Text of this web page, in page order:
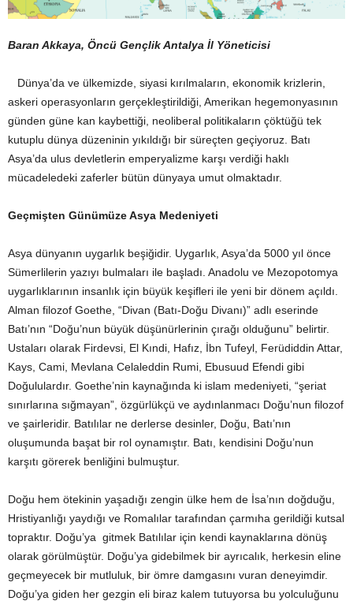
Baran Akkaya, Öncü Gençlik Antalya İl Yöneticisi
Dünya’da ve ülkemizde, siyasi kırılmaların, ekonomik krizlerin,
askeri operasyonların gerçekleştirildiği, Amerikan hegemonyasının
günden güne kan kaybettiği, neoliberal politikaların çöktüğü tek
kutuplu dünya düzeninin yıkıldığı bir süreçten geçiyoruz. Batı
Asya’da ulus devletlerin emperyalizme karşı verdiği haklı
mücadeledeki zaferler bütün dünyaya umut olmaktadır.
Geçmişten Günümüze Asya Medeniyeti
Asya dünyanın uygarlık beşiğidir. Uygarlık, Asya’da 5000 yıl önce
Sümerlilerin yazıyı bulmaları ile başladı. Anadolu ve Mezopotomya
uygarlıklarının insanlık için büyük keşifleri ile yeni bir dönem açıldı.
Alman filozof Goethe, “Divan (Batı-Doğu Divanı)” adlı eserinde
Batı’nın “Doğu’nun büyük düşünürlerinin çırağı olduğunu” belirtir.
Ustaları olarak Firdevsi, El Kındi, Hafız, İbn Tufeyl, Ferüdiddin Attar,
Kays, Cami, Mevlana Celaleddin Rumi, Ebusuud Efendi gibi
Doğululardır. Goethe’nin kaynağında ki islam medeniyeti, “şeriat
sınırlarına sığmayan”, özgürlükçü ve aydınlanmacı Doğu’nun filozof
ve şairleridir. Batılılar ne derlerse desinler, Doğu, Batı’nın
oluşumunda başat bir rol oynamıştır. Batı, kendisini Doğu’nun
karşıtı görerek benliğini bulmuştur.
Doğu hem ötekinin yaşadığı zengin ülke hem de İsa’nın doğduğu,
Hristiyanlığı yaydığı ve Romalılar tarafından çarmıha gerildiği kutsal
topraktır. Doğu’ya gitmek Batılılar için kendi kaynaklarına dönüş
olarak görülmüştür. Doğu’ya gidebilmek bir ayrıcalık, herkesin eline
geçmeyecek bir mutluluk, bir ömre damgasını vuran deneyimdir.
Doğu’ya giden her gezgin eli biraz kalem tutuyorsa bu yolculuğunu